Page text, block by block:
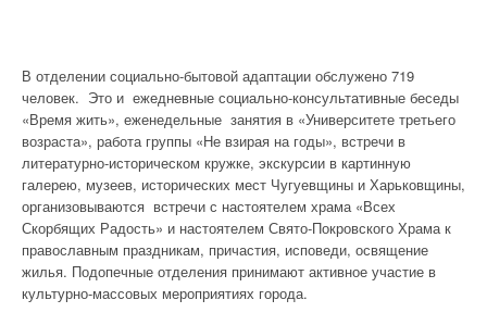
В отделении социально-бытовой адаптации обслужено 719
человек. Это и ежедневные социально-консультативные беседы
«Время жить», еженедельные занятия в «Университете третьего
возраста», работа группы «Не взирая на годы», встречи в
литературно-историческом кружке, экскурсии в картинную
галерею, музеев, исторических мест Чугуевщины и Харьковщины,
организовываются встречи с настоятелем храма «Всех
Скорбящих Радость» и настоятелем Свято-Покровского Храма к
православным праздникам, причастия, исповеди, освящение
жилья. Подопечные отделения принимают активное участие в
культурно-массовых мероприятиях города.